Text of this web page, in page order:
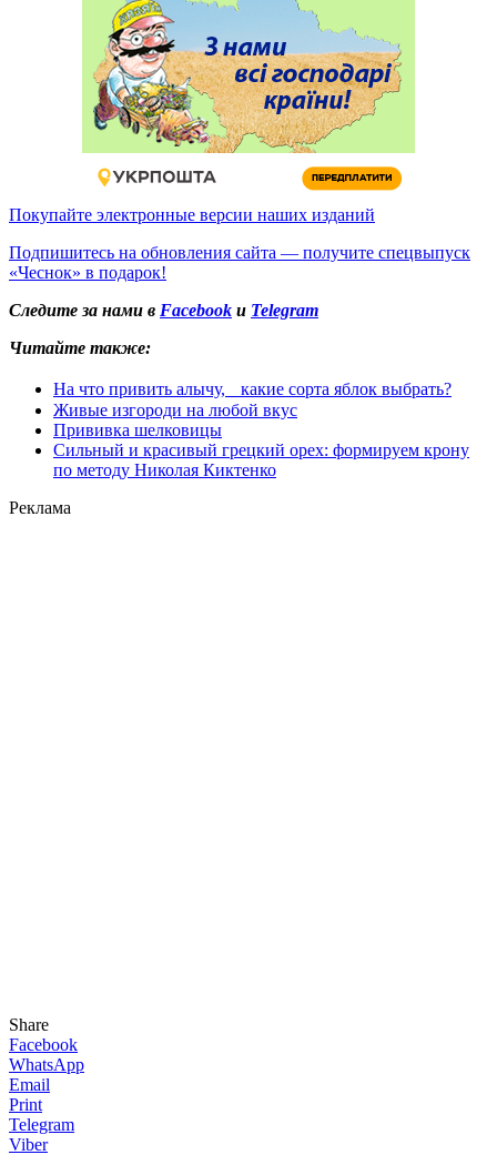
Покупайте электронные версии наших изданий
Подпишитесь на обновления сайта — получите спецвыпуск
«Чеснок» в подарок!
Следите за нами в Facebook и Telegram
Читайте также:
На что привить алычу, какие сорта яблок выбрать?
Живые изгороди на любой вкус
Прививка шелковицы
Сильный и красивый грецкий орех: формируем крону
по методу Николая Киктенко
Реклама
Share
Facebook
WhatsApp
Email
Print
Telegram
Viber